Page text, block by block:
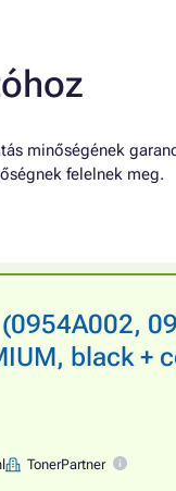
minőségének
felelnek meg.
black +
TonerPartner